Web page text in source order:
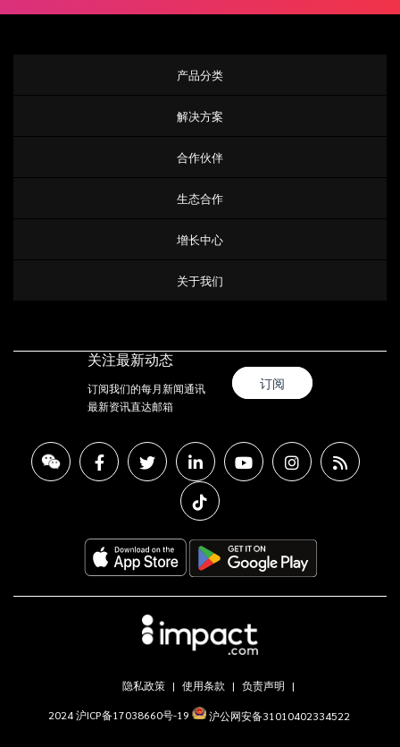
产品分类
解决方案
合作伙伴
生态合作
增长中心
关于我们
关注最新动态
订阅我们的每月新闻通讯
最新资讯直达邮箱
订阅
2024 沪ICP备17038660号-19 沪公网安备31010402334522
隐私政策 使用条款 负责声明